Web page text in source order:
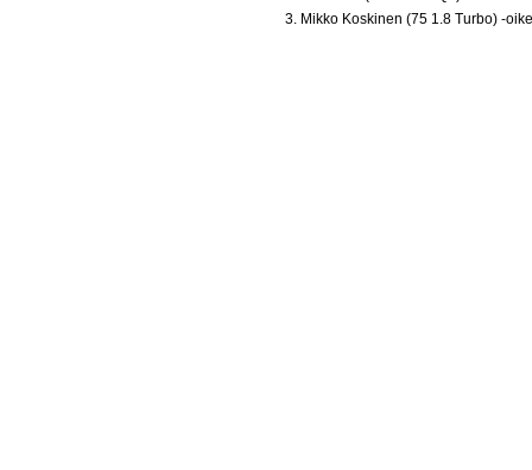
3. Mikko Koskinen (75 1.8 Turbo) -